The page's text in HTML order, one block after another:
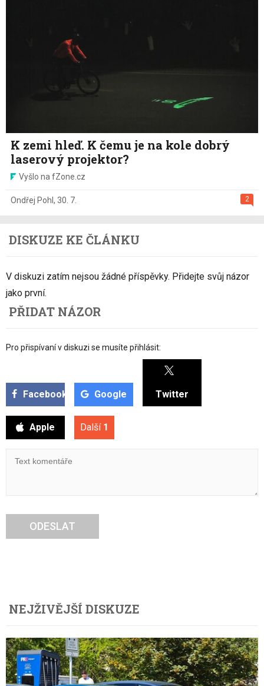
K zemi hleď. K čemu je na kole dobrý
laserový projektor?
Vyšlo na fZone.cz
2
Ondřej Pohl , 30. 7.
DISKUZE KE ČLÁNKU
V diskuzi zatím nejsou žádné příspěvky. Přidejte svůj názor
jako první.
PŘIDAT NÁZOR
Pro přispívaní v diskuzi se musíte přihlásit:
Facebook Google Twitter
Apple Další 1
ODESLAT
NEJŽIVĚJŠÍ DISKUZE